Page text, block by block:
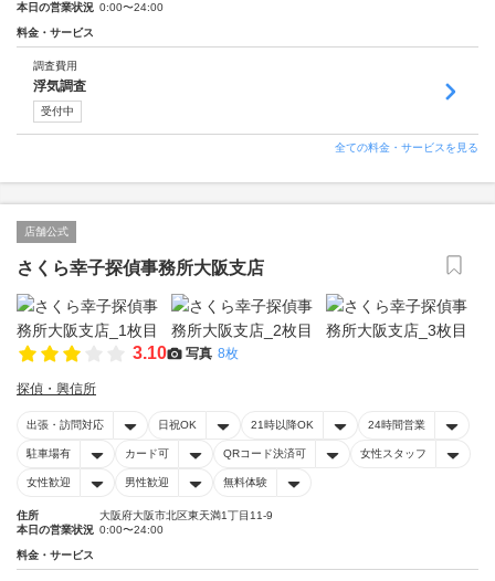
本日の営業状況 0:00〜24:00
料金・サービス
調査費用
浮気調査
受付中
全ての料金・サービスを見る
店舗公式
さくら幸子探偵事務所大阪支店
3.10 写真 8枚
探偵・興信所
出張・訪問対応 日祝OK 21時以降OK 24時間営業
駐車場有 カード可 QRコード決済可 女性スタッフ
女性歓迎 男性歓迎 無料体験
住所
大阪府大阪市北区東天満1丁目11-9
本日の営業状況 0:00〜24:00
料金・サービス